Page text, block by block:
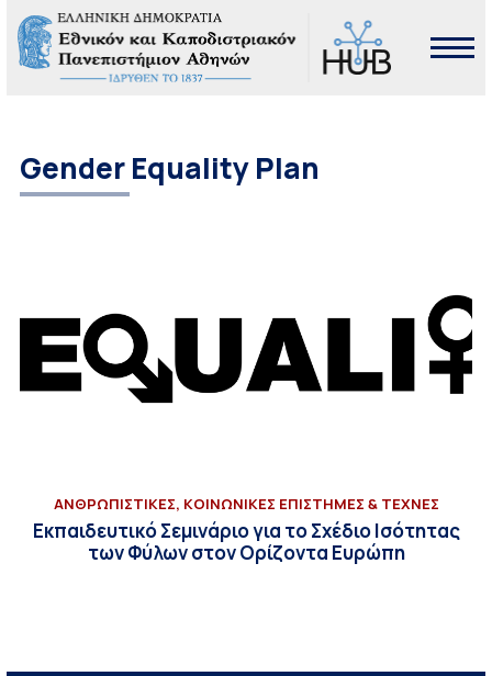
Gender Equality Plan
ΑΝΘΡΩΠΙΣΤΙΚΕΣ, ΚΟΙΝΩΝΙΚΕΣ ΕΠΙΣΤΗΜΕΣ & ΤΕΧΝΕΣ
Εκπαιδευτικό Σεμινάριο για το Σχέδιο Ισότητας
των Φύλων στον Ορίζοντα Ευρώπη